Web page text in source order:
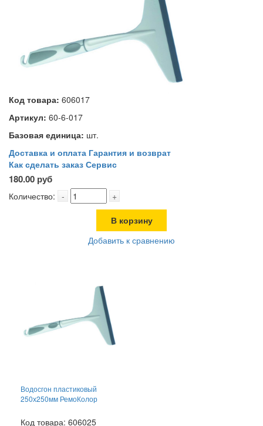
Код товара: 606017
Артикул: 60-6-017
Базовая единица: шт.
Доставка и оплата Гарантия и возврат
Как сделать заказ Сервис
180.00 руб
Количество: - +
В корзину
Добавить к сравнению
Водосгон пластиковый
250х250мм РемоКолор
Код товара: 606025